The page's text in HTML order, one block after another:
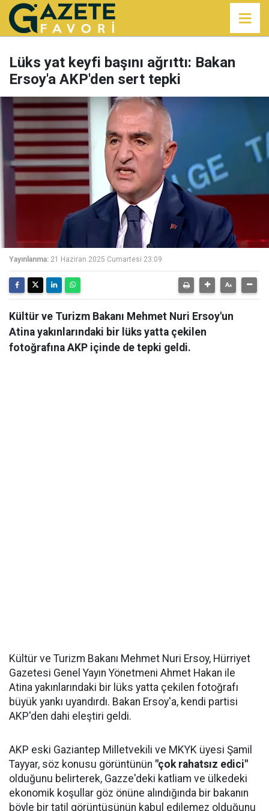
Lüks yat keyfi başını ağrıttı: Bakan
Ersoy'a AKP'den sert tepki
Yayınlanma: 21 Haziran 2025 Cumartesi 23:09
Kültür ve Turizm Bakanı Mehmet Nuri Ersoy'un
Atina yakınlarındaki bir lüks yatta çekilen
fotoğrafına AKP içinde de tepki geldi.
Kültür ve Turizm Bakanı Mehmet Nuri Ersoy, Hürriyet
Gazetesi Genel Yayın Yönetmeni Ahmet Hakan ile
Atina yakınlarındaki bir lüks yatta çekilen fotoğrafı
büyük yankı uyandırdı. Bakan Ersoy'a, kendi partisi
AKP'den dahi eleştiri geldi.
AKP eski Gaziantep Milletvekili ve MKYK üyesi Şamil
Tayyar, söz konusu görüntünün "çok rahatsız edici"
olduğunu belirterek, Gazze'deki katliam ve ülkedeki
ekonomik koşullar göz önüne alındığında bir bakanın
böyle bir tatil görüntüsünün kabul edilemez olduğunu